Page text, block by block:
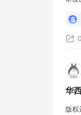
持
S
0
华
版